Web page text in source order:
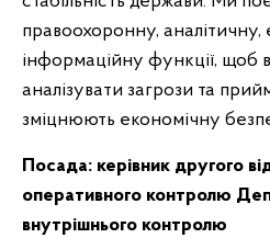
правоохоронну, аналітичну,
інформаційну функції, щоб
аналізувати загрози та
зміцнюють економічну
Посада: керівник другого
оперативного контролю
внутрішнього контролю